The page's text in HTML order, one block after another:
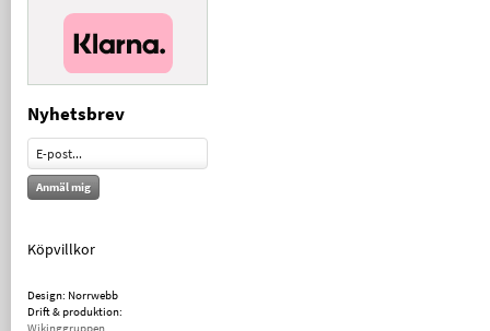
Nyhetsbrev
Anmäl mig
Köpvillkor
Design: Norrwebb
Drift & produktion:
Wikinggruppen